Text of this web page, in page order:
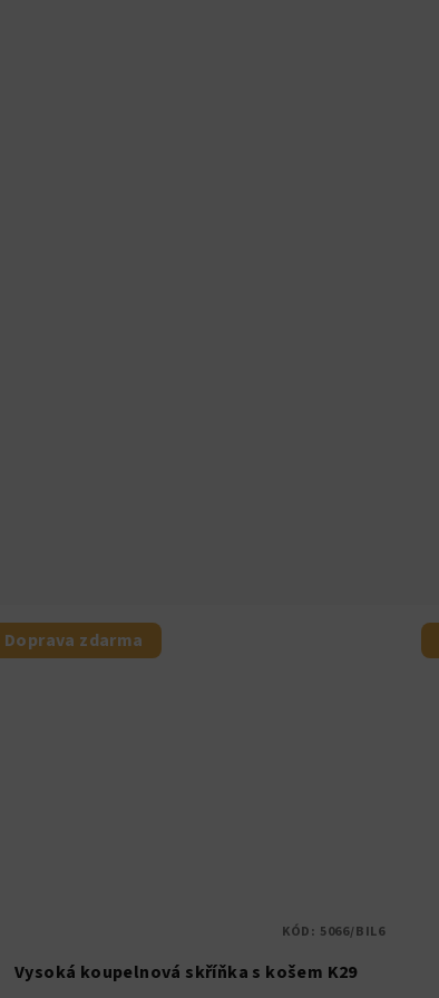
Doprava zdarma
Vysoká koupelnová skříňka s košem K29
KÓD: 5066/BIL6